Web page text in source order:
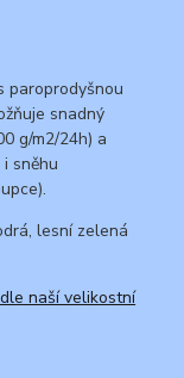
paroprodyšnou
snadný
g/m2/24h) a
sněhu
lesní zelená
naší velikostní